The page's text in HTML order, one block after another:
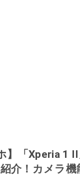
】「Xperia 1
介！カメラ機